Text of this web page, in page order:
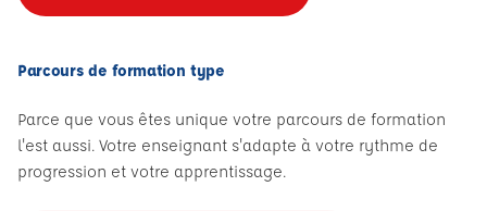
Parcours de formation type
Parce que vous êtes unique votre parcours de formation
l'est aussi. Votre enseignant s'adapte à votre rythme de
progression et votre apprentissage.